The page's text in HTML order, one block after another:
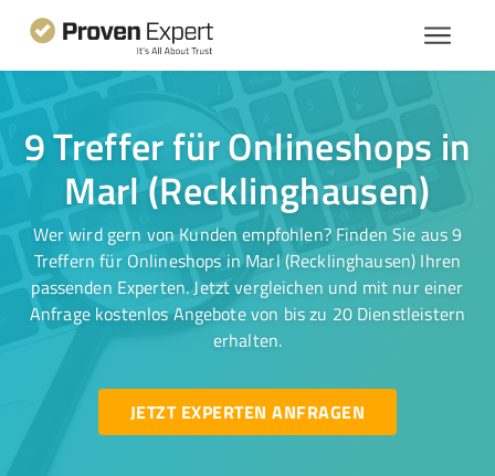
9 Treffer für Onlineshops in
Marl (Recklinghausen)
Wer wird gern von Kunden empfohlen? Finden Sie aus 9
Treffern für Onlineshops in Marl (Recklinghausen) Ihren
passenden Experten. Jetzt vergleichen und mit nur einer
Anfrage kostenlos Angebote von bis zu 20 Dienstleistern
erhalten.
JETZT EXPERTEN ANFRAGEN